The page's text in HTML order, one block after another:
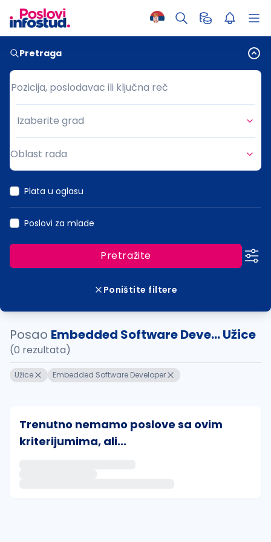
Pretraga
Pozicija, poslodavac ili ključna reč
Pozicija, poslodavac ili ključna reč
Grad
Izaberite grad
Oblast rada
Plata u oglasu
Poslovi za mlade
Pretražite
Poništite filtere
Posao Embedded Software Deve... Užice
(0 rezultata)
Užice Embedded Software Developer
Trenutno nemamo poslove sa ovim
kriterijumima, ali...